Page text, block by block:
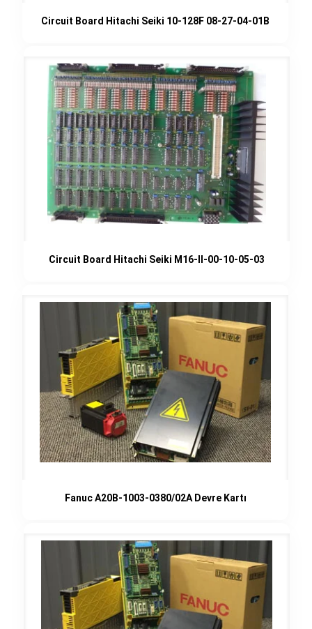
Circuit Board Hitachi Seiki 10-128F 08-27-04-01B
Circuit Board Hitachi Seiki M16-II-00-10-05-03
Fanuc A20B-1003-0380/02A Devre Kartı